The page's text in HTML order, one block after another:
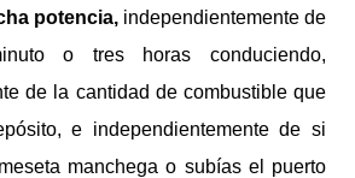
potencia, independientemente de
o tres horas conduciendo,
de la cantidad de combustible que
e independientemente de si
manchega o subías el puerto